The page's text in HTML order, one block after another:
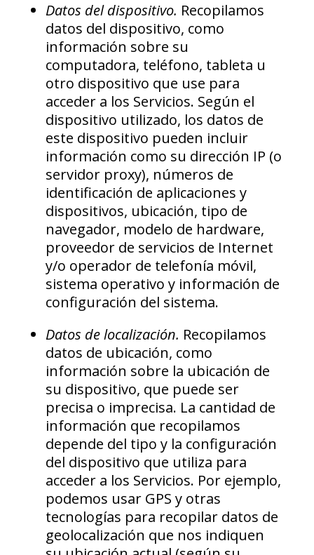
Datos del dispositivo. Recopilamos
datos del dispositivo, como
información sobre su
computadora, teléfono, tableta u
otro dispositivo que use para
acceder a los Servicios. Según el
dispositivo utilizado, los datos de
este dispositivo pueden incluir
información como su dirección IP (o
servidor proxy), números de
identificación de aplicaciones y
dispositivos, ubicación, tipo de
navegador, modelo de hardware,
proveedor de servicios de Internet
y/o operador de telefonía móvil,
sistema operativo y información de
configuración del sistema.
Datos de localización. Recopilamos
datos de ubicación, como
información sobre la ubicación de
su dispositivo, que puede ser
precisa o imprecisa. La cantidad de
información que recopilamos
depende del tipo y la configuración
del dispositivo que utiliza para
acceder a los Servicios. Por ejemplo,
podemos usar GPS y otras
tecnologías para recopilar datos de
geolocalización que nos indiquen